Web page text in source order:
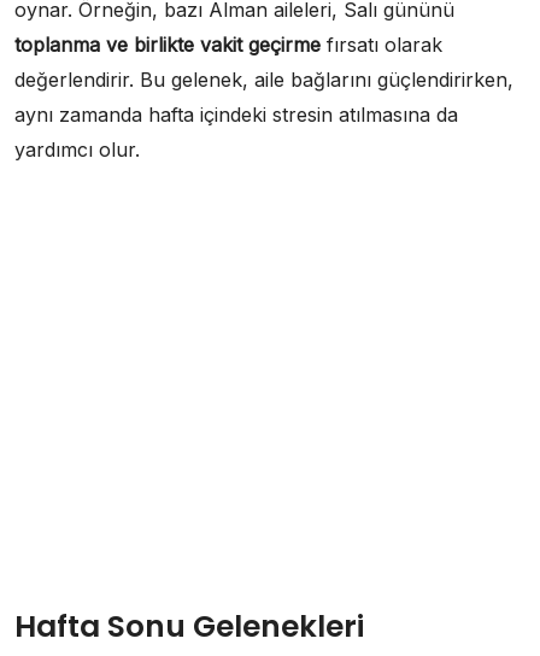
oynar. Örneğin, bazı Alman aileleri, Salı gününü
toplanma ve birlikte vakit geçirme fırsatı olarak
değerlendirir. Bu gelenek, aile bağlarını güçlendirirken,
aynı zamanda hafta içindeki stresin atılmasına da
yardımcı olur.
Hafta Sonu Gelenekleri